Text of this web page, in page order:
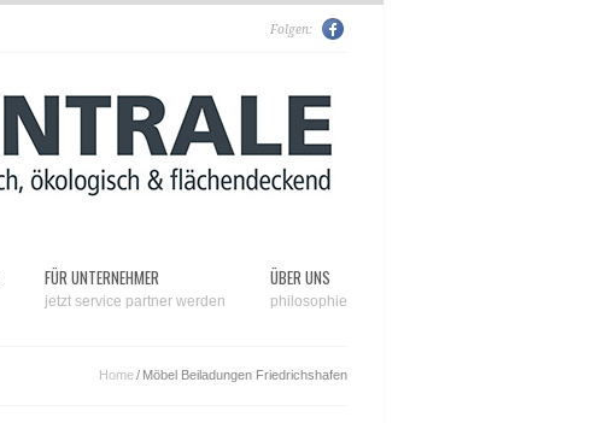
Folgen:
FÜR UNTERNEHMER
jetzt service partner werden
ÜBER UNS
philosophie
Home/ Möbel Beiladungen Friedrichshafen